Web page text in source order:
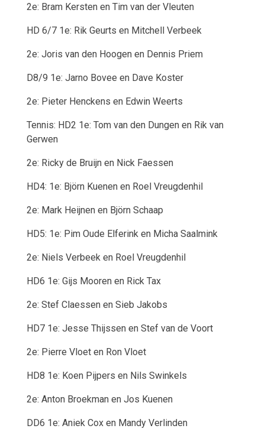
2e: Bram Kersten en Tim van der Vleuten
HD 6/7 1e: Rik Geurts en Mitchell Verbeek
2e: Joris van den Hoogen en Dennis Priem
D8/9 1e: Jarno Bovee en Dave Koster
2e: Pieter Henckens en Edwin Weerts
Tennis: HD2 1e: Tom van den Dungen en Rik van
Gerwen
2e: Ricky de Bruijn en Nick Faessen
HD4: 1e: Björn Kuenen en Roel Vreugdenhil
2e: Mark Heijnen en Björn Schaap
HD5: 1e: Pim Oude Elferink en Micha Saalmink
2e: Niels Verbeek en Roel Vreugdenhil
HD6 1e: Gijs Mooren en Rick Tax
2e: Stef Claessen en Sieb Jakobs
HD7 1e: Jesse Thijssen en Stef van de Voort
2e: Pierre Vloet en Ron Vloet
HD8 1e: Koen Pijpers en Nils Swinkels
2e: Anton Broekman en Jos Kuenen
DD6 1e: Aniek Cox en Mandy Verlinden